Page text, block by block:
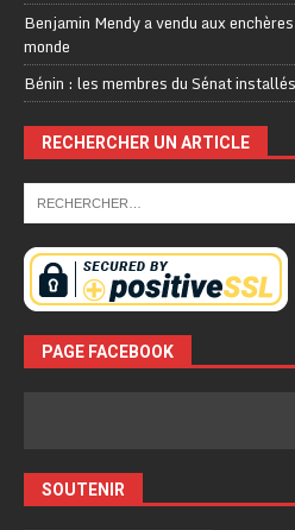
Benjamin Mendy a vendu aux
monde
Bénin : les membres du Sénat installés
RECHERCHER UN ARTICLE
PAGE FACEBOOK
SOUTENIR